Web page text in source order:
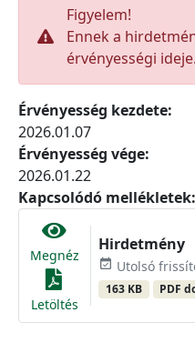
Figyelem!
Ennek a
érvényességi ideje.
Érvényesség kezdete:
2026.01.07
Érvényesség vége:
2026.01.22
Kapcsolódó mellékletek:
Megnéz
Letöltés
Hirdetmény
event_available Utolsó
163 KB PDF